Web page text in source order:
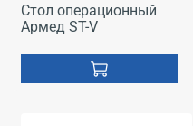
Стол операционный
Армед ST-V